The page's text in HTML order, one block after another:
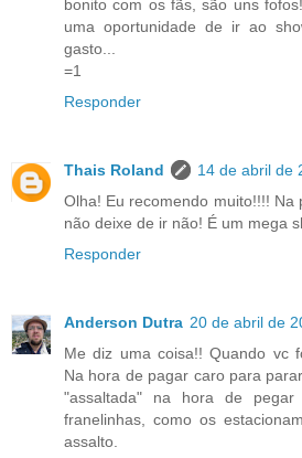
bonito com os fãs, são uns
uma oportunidade de ir ao
gasto...
=1
Responder
Thais Roland
14 de abril de
Olha! Eu recomendo muito!!!! Na
não deixe de ir não! É um mega
Responder
Anderson Dutra 20 de abril de
Me diz uma coisa!! Quando vc
Na hora de pagar caro para
"assaltada" na hora de
franelinhas, como os
assalto.